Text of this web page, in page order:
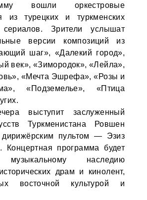
вошли оркестровые
из турецких и туркменских
Зрители услышат
версии композиций из
шаг», «Далекий город»,
век», «Зимородок», «Лейла»,
«Мечта Эшрефа», «Розы и
«Подземелье», «Птица
выступит заслуженный
Туркменистана Ровшен
пультом — Эзиз
Концертная программа будет
музыкальному наследию
драм и кинолент,
восточной культурой и